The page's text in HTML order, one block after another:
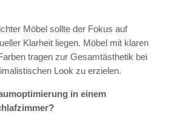
Möbel sollte der Fokus auf
Klarheit liegen. Möbel mit klaren
tragen zur Gesamtästhetik bei
Look zu erzielen.
in einem